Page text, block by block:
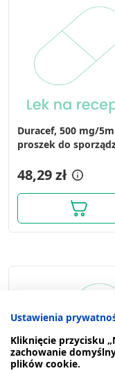
Duracef, 500 mg/
proszek do
48,29 zł
Ustawienia
Kliknięcie przycisku
zachowanie
plików cookie.